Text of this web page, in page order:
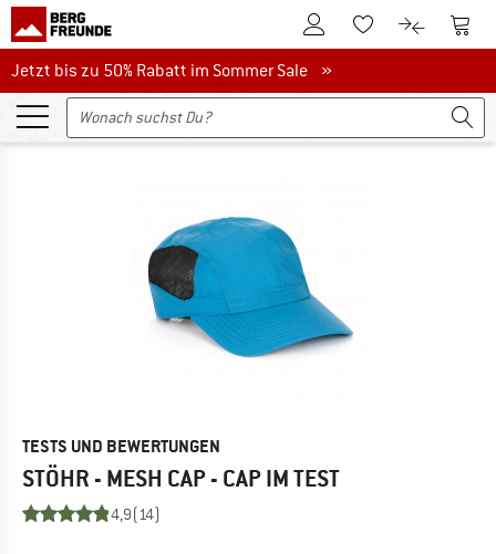
Zum KundenkontoZum Merkzettel.
Zum Zum
Jetzt bis zu 50% Rabatt im Sommer Sale
Jetzt bis zu 50% Rabatt im Sommer Sale »
TESTS UND BEWERTUNGEN
STÖHR - MESH CAP - CAPIM TEST
4,9(14)